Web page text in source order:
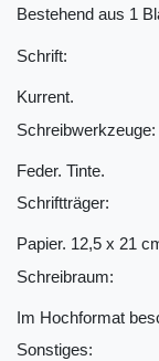
Bestehend aus 1
Schrift:
Kurrent.
Schreibwerkzeuge:
Feder. Tinte.
Schriftträger:
Papier. 12,5 x 21
Schreibraum:
Im Hochformat
Sonstiges: